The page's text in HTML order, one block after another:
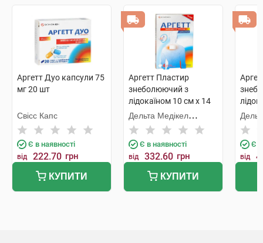
Аргетт Дуо капсули 75
мг 20 шт
Свісс Капс
Є в наявності
від 222.70 грн
КУПИТИ
Аргетт Пластир
знеболюючий з
лідокаїном 10 см х 14
см пластир 4 шт
Дельта Медікел
Промоушнз
Є в наявності
від 332.60 грн
КУПИТИ
см
Є в
від